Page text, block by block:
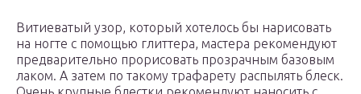
Витиеватый узор, который хотелось бы нарисовать
на ногте с помощью глиттера, мастера рекомендуют
предварительно прорисовать прозрачным базовым
лаком. А затем по такому трафарету распылять блеск.